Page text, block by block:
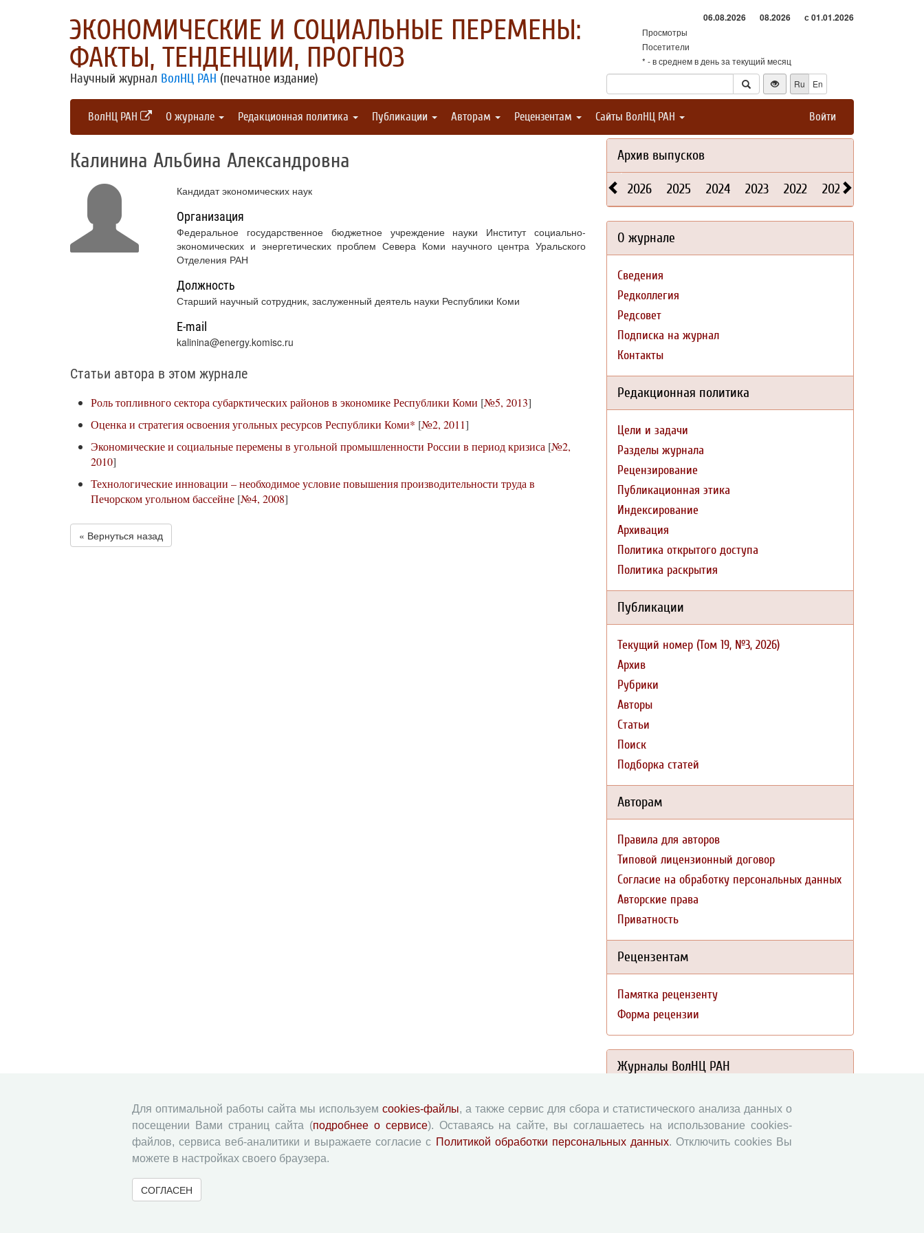
ЭКОНОМИЧЕСКИЕ И СОЦИАЛЬНЫЕ ПЕРЕМЕНЫ:
ФАКТЫ, ТЕНДЕНЦИИ, ПРОГНОЗ
Научный журнал ВолНЦ РАН (печатное издание)
06.08.2026 08.2026 с 01.01.2026
Просмотры
Посетители
* - в среднем в день за текущий месяц
Ru
En
ВолНЦ РАН О журнале Редакционная политика Публикации Авторам Рецензентам Сайты ВолНЦ РАН Войти
Калинина Альбина Александровна
Кандидат экономических наук
Организация
Федеральное государственное бюджетное учреждение науки Институт социально-
экономических и энергетических проблем Севера Коми научного центра Уральского
Отделения РАН
Должность
Старший научный сотрудник, заслуженный деятель науки Республики Коми
E-mail
kalinina@energy.komisc.ru
Статьи автора в этом журнале
Роль топливного сектора субарктических районов в экономике Республики Коми [№5, 2013]
Оценка и стратегия освоения угольных ресурсов Республики Коми* [№2, 2011]
Экономические и социальные перемены в угольной промышленности России в период кризиса [№2,
2010]
Технологические инновации – необходимое условие повышения производительности труда в
Печорском угольном бассейне [№4, 2008]
« Вернуться назад
Архив выпусков
2026 2025 2024 2023 2022 2021
О журнале
Сведения
Редколлегия
Редсовет
Подписка на журнал
Контакты
Редакционная политика
Цели и задачи
Разделы журнала
Рецензирование
Публикационная этика
Индексирование
Архивация
Политика открытого доступа
Политика раскрытия
Публикации
Текущий номер (Том 19, №3, 2026)
Архив
Рубрики
Авторы
Статьи
Поиск
Подборка статей
Авторам
Правила для авторов
Типовой лицензионный договор
Согласие на обработку персональных данных
Авторские права
Приватность
Рецензентам
Памятка рецензенту
Форма рецензии
Журналы ВолНЦ РАН
Экономические и социальные перемены
Проблемы развития территории
Вопросы территориального развития
Для оптимальной работы сайта мы используем cookies-файлы, а также сервис для сбора и статистического анализа данных о
посещении Вами страниц сайта (подробнее о сервисе). Оставаясь на сайте, вы соглашаетесь на использование cookies-
файлов, сервиса веб-аналитики и выражаете согласие с Политикой обработки персональных данных. Отключить cookies Вы
можете в настройках своего браузера.
СОГЛАСЕН